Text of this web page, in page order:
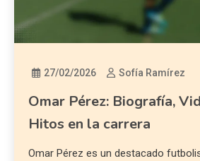
27/02/2026 Sofía Ramírez
Omar Pérez: Biografía,
Hitos en la carrera
Omar Pérez es un destacado